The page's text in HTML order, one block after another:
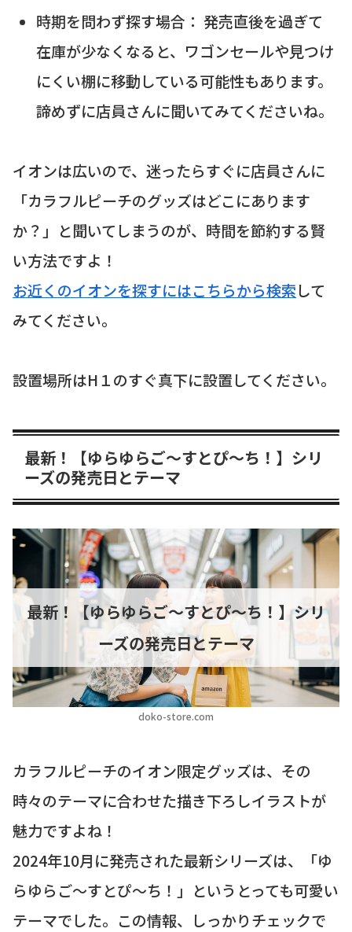
時期を問わず探す場合： 発売直後を過ぎて
在庫が少なくなると、ワゴンセールや見つけ
にくい棚に移動している可能性もあります。
諦めずに店員さんに聞いてみてくださいね。
イオンは広いので、迷ったらすぐに店員さんに
「カラフルピーチのグッズはどこにあります
か？」と聞いてしまうのが、時間を節約する賢
い方法ですよ！
お近くのイオンを探すにはこちらから検索して
みてください。
設置場所はH１のすぐ真下に設置してください。
最新！【ゆらゆらご〜すとぴ〜ち！】シリ
ーズの発売日とテーマ
doko-store.com
最新！【ゆらゆらご〜すとぴ〜ち！】シリ
ーズの発売日とテーマ
カラフルピーチのイオン限定グッズは、その
時々のテーマに合わせた描き下ろしイラストが
魅力ですよね！
2024年10月に発売された最新シリーズは、「ゆ
らゆらご〜すとぴ〜ち！」というとっても可愛い
テーマでした。この情報、しっかりチェックで